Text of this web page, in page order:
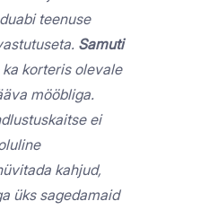
teenuse
Samuti
korteris olevale
mööbliga.
ei
kahjud,
üks sagedamaid